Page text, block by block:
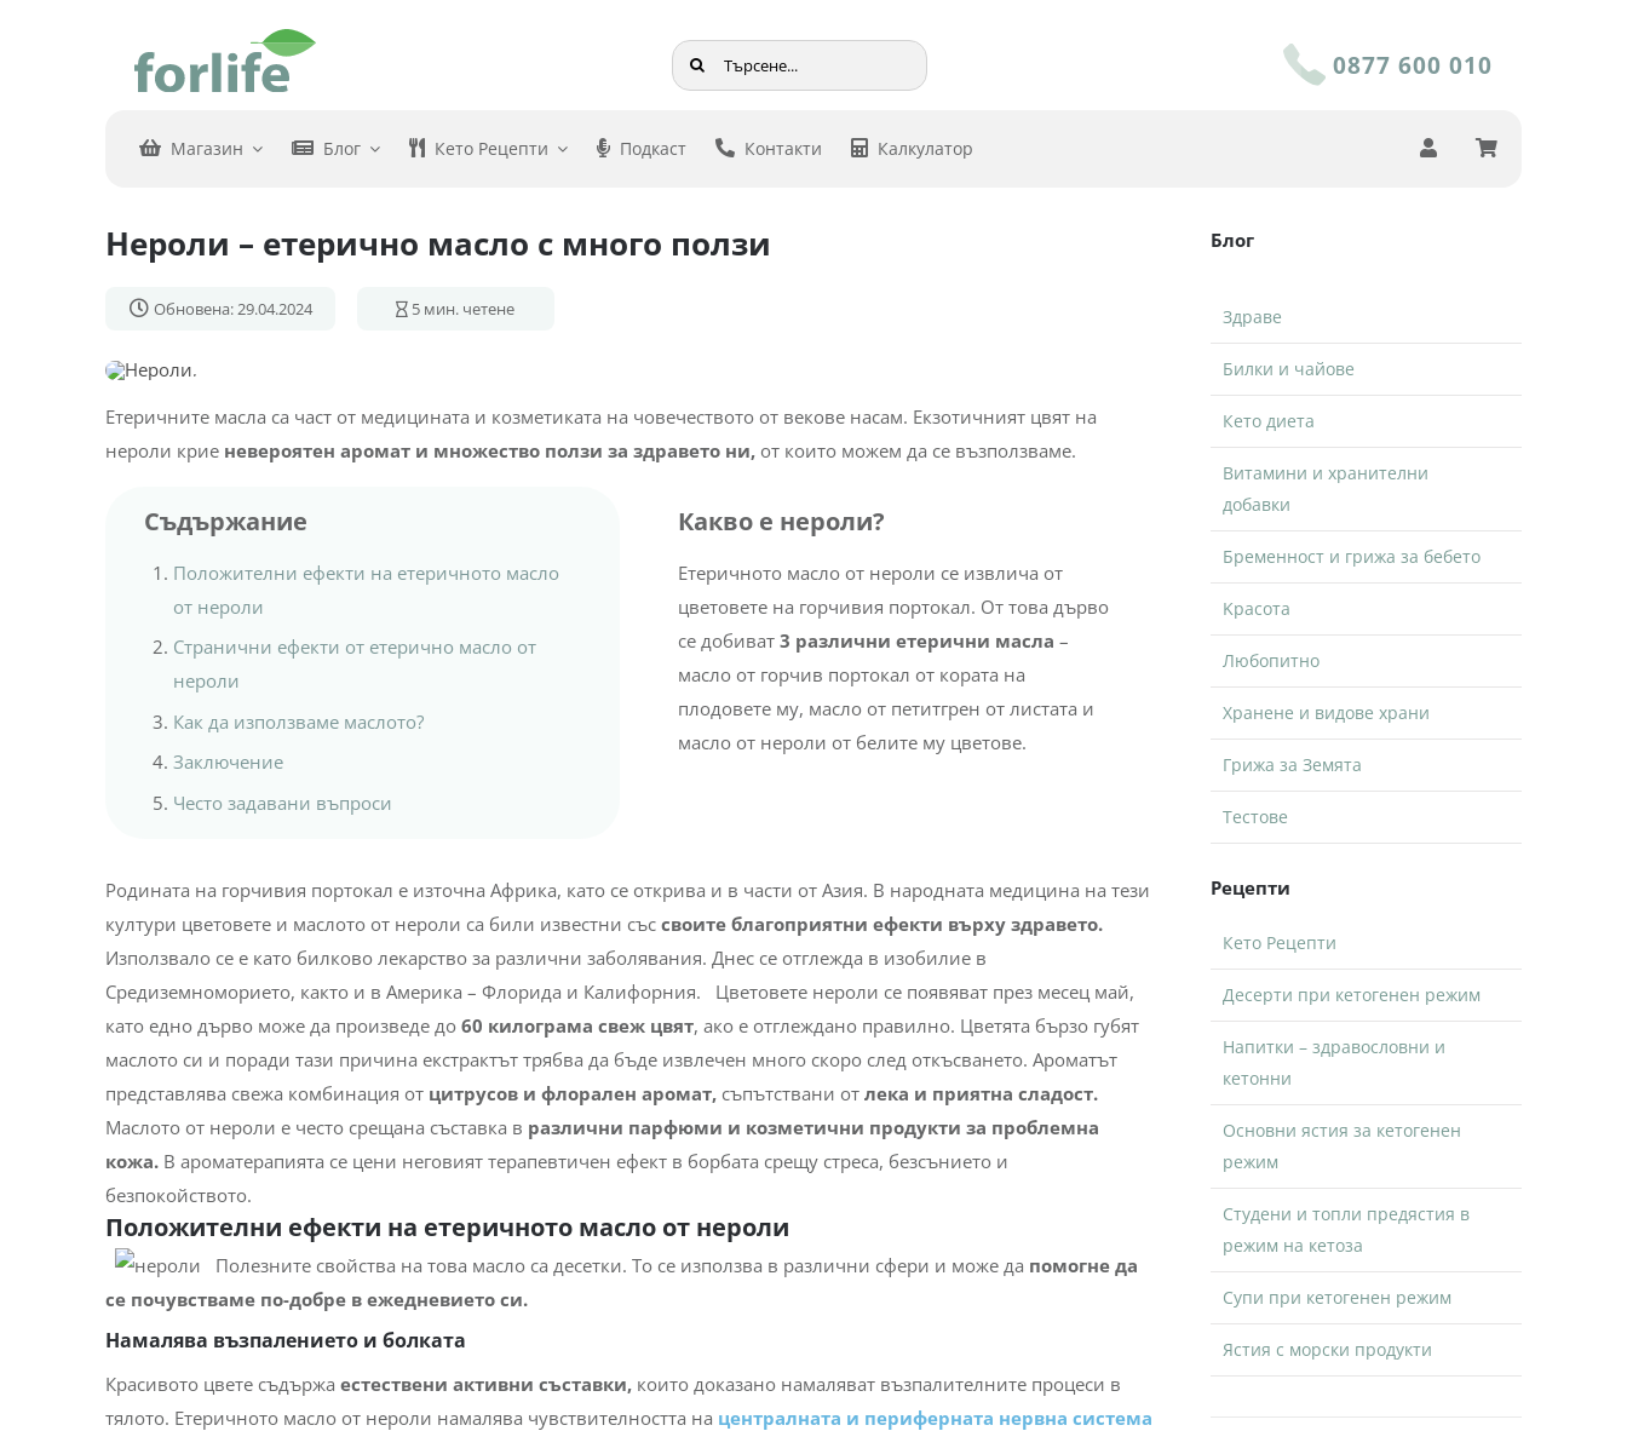
Търсене
...
0877 600 010
Магазин Блог Кето Рецепти Подкаст Контакти Калкулатор
Нероли – етерично масло с много ползи
Обновена: 29.04.2024 5 мин. четене
Етеричните масла са част от медицината и козметиката на човечеството от векове насам. Екзотичният цвят на
нероли криеневероятен аромат и множество ползи за здравето ни,от които можем да се възползваме.
Съдържание
Положителни ефекти на етеричното масло
от нероли
Странични ефекти от етерично масло от
нероли
Как да използваме маслото?
Заключение
Често задавани въпроси
Какво е нероли?
Етеричното масло от нероли се извлича от
цветовете на горчивия портокал. От това дърво
се добиват 3 различни етерични масла –
масло от горчив портокал от кората на
плодовете му, масло от петитгрен от листата и
масло от нероли от белите му цветове.
Родината на горчивия портокал е източна Африка, като се открива и в части от Азия. В народната медицина на тези
култури цветовете и маслото от нероли са били известни със своите благоприятни ефекти върху здравето.
Използвало се е като билково лекарство за различни заболявания. Днес се отглежда в изобилие в
Средиземноморието, както и в Америка – Флорида и Калифорния.
Цветовете нероли се появяват през месец май,
като едно дърво може да произведе до60 килограма свеж цвят, ако е отглеждано правилно. Цветята бързо губят
маслото си и поради тази причина екстрактът трябва да бъде извлечен много скоро след откъсването. Ароматът
представлява свежа комбинация отцитрусов и флорален аромат,съпътствани от лека и приятна сладост.
Маслото от нероли е често срещана съставка в различни парфюми и козметични продукти за проблемна
кожа.В ароматерапията се цени неговият терапевтичен ефект в борбата срещу стреса, безсънието и
безпокойството.
Положителни ефекти на етеричното масло от нероли
Полезните свойства на това масло са десетки. То се използва в различни сфери и може да помогне да
се почувстваме по-добре в ежедневието си.
Намалява възпалението и болката
Красивото цвете съдържа естествени активни съставки,които доказано намаляват възпалителните процеси в
тялото. Етеричното масло от нероли намалява чувствителността на централната и периферната нервна система
Блог
Здраве
Билки и чайове
Кето диета
Витамини и хранителни
добавки
Бременност и грижа за бебето
Kрасота
Любопитно
Хранене и видове храни
Грижа за Земята
Тестове
Рецепти
Кето Рецепти
Десерти при кетогенен режим
Напитки – здравословни и
кетонни
Основни ястия за кетогенен
режим
Студени и топли предястия в
режим на кетоза
Супи при кетогенен режим
Ястия с морски продукти